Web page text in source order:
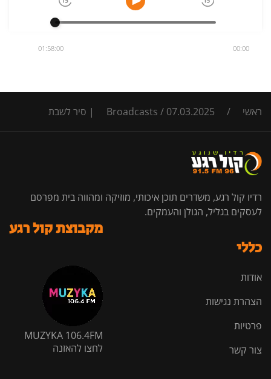
00:00
01:58:00
ראשי /
Broadcasts / 07.03.2025 | סיר לשבת
רדיו קול רגע, משדרים תוכן איכותי, מוזיקה ומהווה בית מפרסם
לעסקים בגליל, הגולן והעמקים.
כללי
אודות
הצהרת נגישות
פרטיות
צור קשר
מקבוצת קול רגע
MUZYKA 106.4FM
לחצו להאזנה